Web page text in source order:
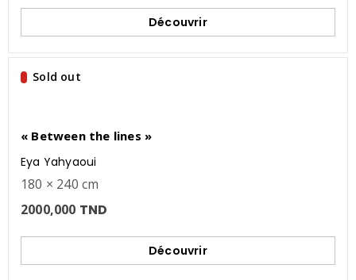
Découvrir
Sold out
« Between the lines »
Eya Yahyaoui
180 × 240 cm
2000,000 TND
Découvrir